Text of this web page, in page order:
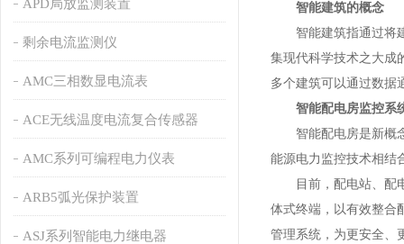
APD局放监测装置
剩余电流监测仪
AMC三相数显电流表
ACE无线温度电流复合传感器
AMC系列可编程电力仪表
ARB5弧光保护装置
ASJ系列智能电力继电器
智能建筑的概念
智能建筑指通过将建
集现代科学技术之大成
多个建筑可以通过数据
智能配电房监控系
智能配电房是新概念
能源电力监控技术相结
目前，配电站、配电
体式终端，以有效整合
管理系统，为更安全、